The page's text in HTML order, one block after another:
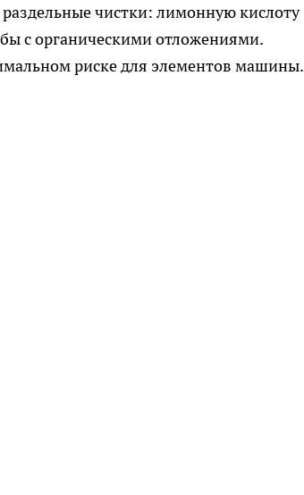
чистки: лимонную кислоту
с органическими отложениями.
риске для элементов машины.